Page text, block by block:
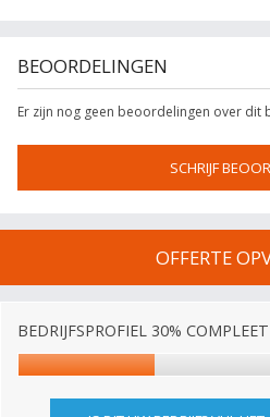
BEOORDELINGEN
Er zijn nog geen beoordelingen over dit
SCHRIJF
OFFERTE
BEDRIJFSPROFIEL 30% COMPLEET